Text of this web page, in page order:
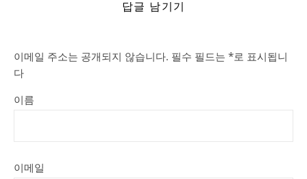
답글 남기기
이메일 주소는 공개되지 않습니다. 필수 필드는 *로 표시됩니
다
이름
이메일